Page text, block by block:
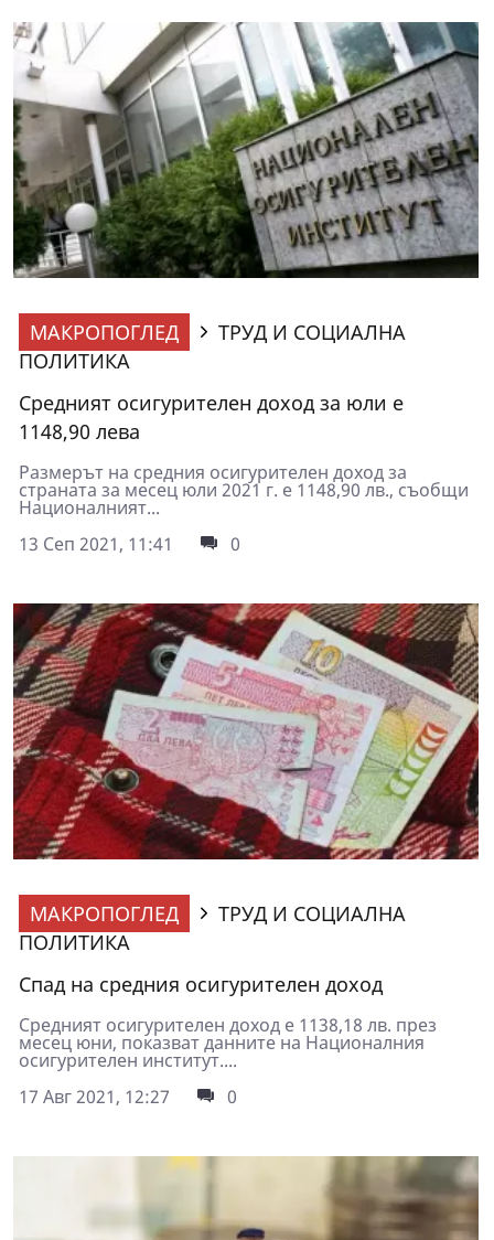
МАКРОПОГЛЕД
ТРУД И СОЦИАЛНА
ПОЛИТИКА
Средният осигурителен доход за юли е
1148,90 лева
Размерът на средния осигурителен доход за
страната за месец юли 2021 г. е 1148,90 лв., съобщи
Националният...
13 Сеп 2021, 11:41
0
МАКРОПОГЛЕД
ТРУД И СОЦИАЛНА
ПОЛИТИКА
Спад на средния осигурителен доход
Средният осигурителен доход е 1138,18 лв. през
месец юни, показват данните на Националния
осигурителен институт....
17 Авг 2021, 12:27
0